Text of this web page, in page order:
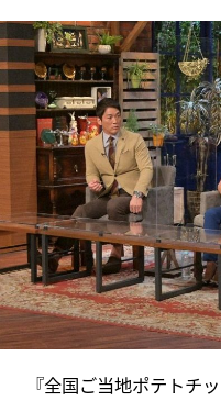
『全国ご当地ポテトチ